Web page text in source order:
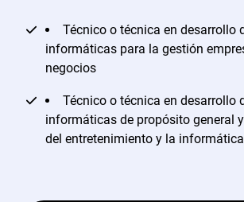
Técnico o técnica en desarrollo
informáticas para la gestión
negocios
Técnico o técnica en desarrollo
informáticas de propósito general
del entretenimiento y la